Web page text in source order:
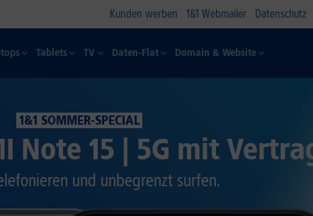
Kunden werben 1&1 Webmailer Datenschutz
Tablets TV Daten-Flat Domain & Website
1&1 SOMMER-SPECIAL
Note 15 | 5G mit
und unbegrenzt surfen.